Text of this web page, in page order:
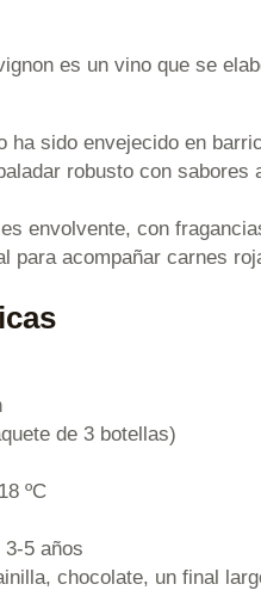
es un vino que se
ha sido envejecido en
robusto con
envolvente, con
para acompañar carnes
de 3 botellas)
ºC
3-5 años
chocolate, un final